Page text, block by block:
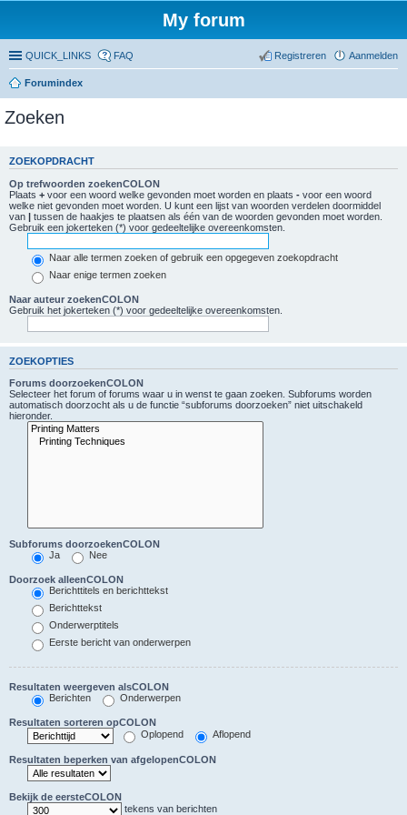
My forum
QUICK_LINKS FAQ Aanmelden
Registreren
Forumindex
Zoeken
ZOEKOPDRACHT
Op trefwoorden zoekenCOLON
Plaats + voor een woord welke gevonden moet worden en plaats - voor een woord
welke niet gevonden moet worden. U kunt een lijst van woorden verdelen doormiddel
van | tussen de haakjes te plaatsen als één van de woorden gevonden moet worden.
Gebruik een jokerteken (*) voor gedeeltelijke overeenkomsten.
Naar alle termen zoeken of gebruik een opgegeven zoekopdracht
Naar enige termen zoeken
Naar auteur zoekenCOLON
Gebruik het jokerteken (*) voor gedeeltelijke overeenkomsten.
ZOEKOPTIES
Forums doorzoekenCOLON
Selecteer het forum of forums waar u in wenst te gaan zoeken. Subforums worden
automatisch doorzocht als u de functie “subforums doorzoeken” niet uitschakeld
hieronder.
Subforums doorzoekenCOLON
Ja
Nee
Doorzoek alleenCOLON
Berichttitels en berichttekst
Berichttekst
Onderwerptitels
Eerste bericht van onderwerpen
Resultaten weergeven alsCOLON
Berichten
Onderwerpen
Resultaten sorteren opCOLON
Oplopend
Aflopend
Resultaten beperken van afgelopenCOLON
Bekijk de eersteCOLON
tekens van berichten